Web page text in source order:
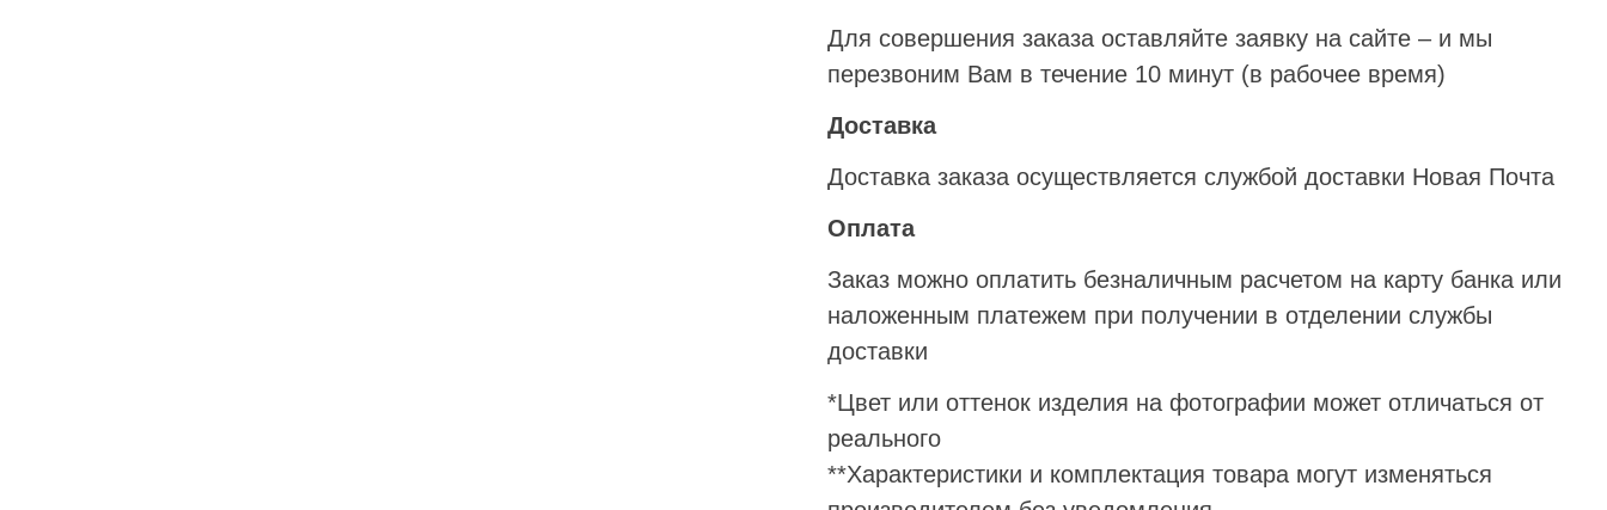
Для совершения заказа оставляйте заявку на сайте – и мы
перезвоним Вам в течение 10 минут (в рабочее время)
Доставка
Доставка заказа осуществляется службой доставки Новая Почта
Оплата
Заказ можно оплатить безналичным расчетом на карту банка или
наложенным платежем при получении в отделении службы
доставки
*Цвет или оттенок изделия на фотографии может отличаться от
реального
**Характеристики и комплектация товара могут изменяться